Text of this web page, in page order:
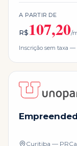
A PARTIR DE
R$107,20/
Inscrição sem taxa
Curitiba — PR